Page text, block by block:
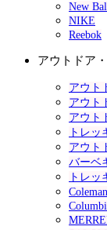
New
NIKE
Reebok
アウトドア
アウト
アウト
アウト
トレ
アウト
バーベ
トレッ
Coleman